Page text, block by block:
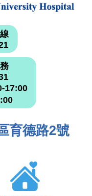
17:00
育德路2號